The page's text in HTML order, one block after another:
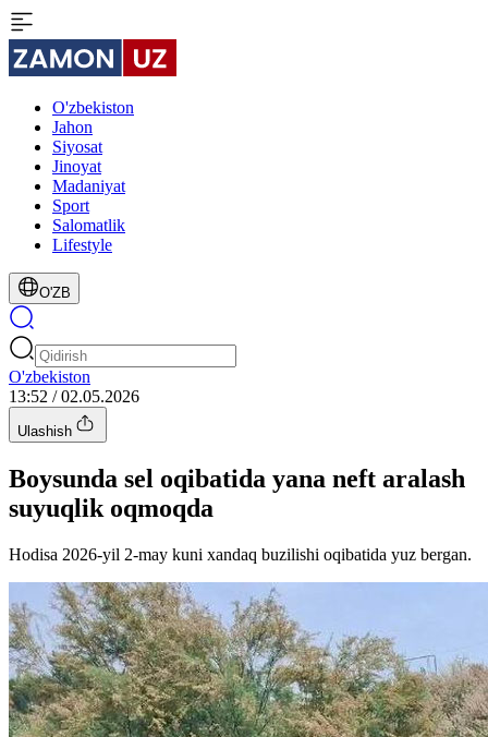
O'zbekiston
Jahon
Siyosat
Jinoyat
Madaniyat
Sport
Salomatlik
Lifestyle
O'ZB
O'zbekiston
13:52 / 02.05.2026
Ulashish
Boysunda sel oqibatida yana neft aralash
suyuqlik oqmoqda
Hodisa 2026-yil 2-may kuni xandaq buzilishi oqibatida yuz bergan.